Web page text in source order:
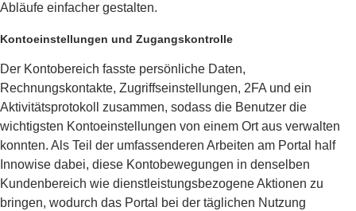
Abläufe einfacher gestalten.
Kontoeinstellungen und Zugangskontrolle
Der Kontobereich fasste persönliche Daten,
Rechnungskontakte, Zugriffseinstellungen, 2FA und ein
Aktivitätsprotokoll zusammen, sodass die Benutzer die
wichtigsten Kontoeinstellungen von einem Ort aus verwalten
konnten. Als Teil der umfassenderen Arbeiten am Portal half
Innowise dabei, diese Kontobewegungen in denselben
Kundenbereich wie dienstleistungsbezogene Aktionen zu
bringen, wodurch das Portal bei der täglichen Nutzung